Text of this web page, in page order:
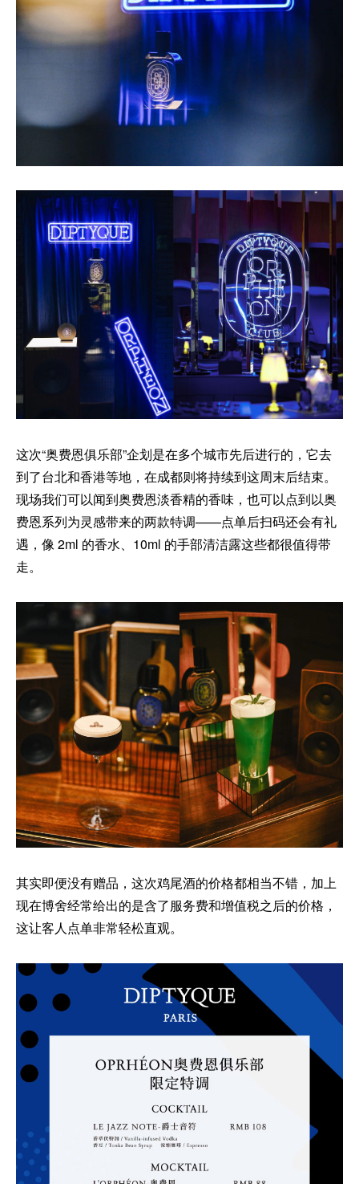
这次“奥费恩俱乐部”企划是在多个城市先后进行的，它去
到了台北和香港等地，在成都则将持续到这周末后结束。
现场我们可以闻到奥费恩淡香精的香味，也可以点到以奥
费恩系列为灵感带来的两款特调——点单后扫码还会有礼
遇，像 2ml 的香水、10ml 的手部清洁露这些都很值得带
走。
其实即便没有赠品，这次鸡尾酒的价格都相当不错，加上
现在博舍经常给出的是含了服务费和增值税之后的价格，
这让客人点单非常轻松直观。